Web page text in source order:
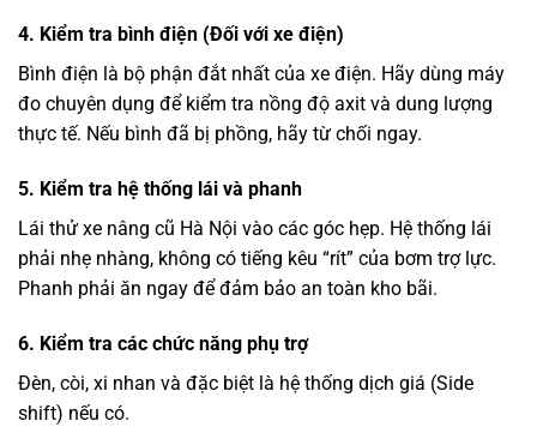
4. Kiểm tra bình điện (Đối với xe điện)
Bình điện là bộ phận đắt nhất của xe điện. Hãy dùng máy
đo chuyên dụng để kiểm tra nồng độ axit và dung lượng
thực tế. Nếu bình đã bị phồng, hãy từ chối ngay.
5. Kiểm tra hệ thống lái và phanh
Lái thử xe nâng cũ Hà Nội vào các góc hẹp. Hệ thống lái
phải nhẹ nhàng, không có tiếng kêu “rít” của bơm trợ lực.
Phanh phải ăn ngay để đảm bảo an toàn kho bãi.
6. Kiểm tra các chức năng phụ trợ
Đèn, còi, xi nhan và đặc biệt là hệ thống dịch giá (Side
shift) nếu có.